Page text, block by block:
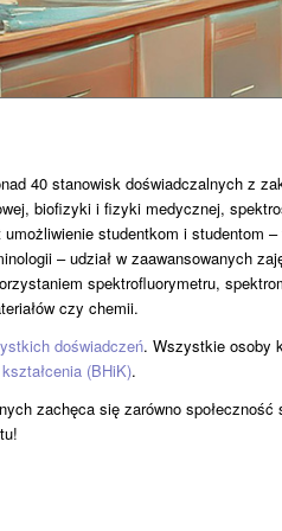
40 stanowisk doświadczalnych z
biofizyki i fizyki medycznej,
studentkom i studentom
– udział w zaawansowanych
spektrofluorymetru,
czy chemii.
doświadczeń. Wszystkie osoby
(BHiK).
zachęca się zarówno